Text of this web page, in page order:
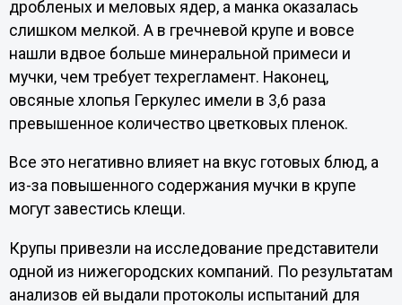
дробленых и меловых ядер, а манка оказалась
слишком мелкой. А в гречневой крупе и вовсе
нашли вдвое больше минеральной примеси и
мучки, чем требует техрегламент. Наконец,
овсяные хлопья Геркулес имели в 3,6 раза
превышенное количество цветковых пленок.
Все это негативно влияет на вкус готовых блюд, а
из-за повышенного содержания мучки в крупе
могут завестись клещи.
Крупы привезли на исследование представители
одной из нижегородских компаний. По результатам
анализов ей выдали протоколы испытаний для